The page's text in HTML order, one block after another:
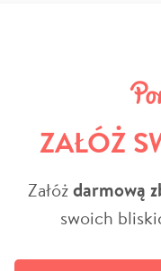
ZAŁÓŻ
Załóżdarmową
swoich